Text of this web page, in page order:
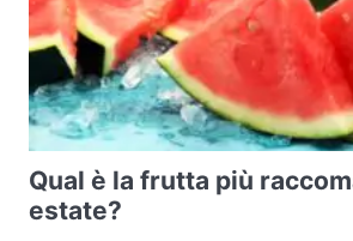
Qual è la frutta più
estate?